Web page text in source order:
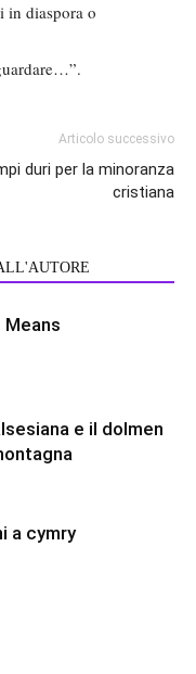
in diaspora o
Articolo successivo
duri per la minoranza
cristiana
Means
e il dolmen
a cymry